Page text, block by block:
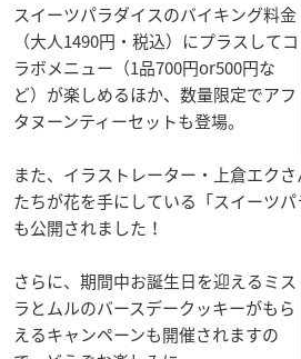
スイーツパラダイスのバイキング料金
（大人1490円・税込）にプラスしてコ
ラボメニュー（1品700円or500円な
ど）が楽しめるほか、数量限定でアフ
タヌーンティーセットも登場。
また、イラストレーター・上倉エク
たちが花を手にしている「スイーツ
も公開されました！
さらに、期間中お誕生日を迎えるミス
ラとムルのバースデークッキーがもら
えるキャンペーンも開催されますの